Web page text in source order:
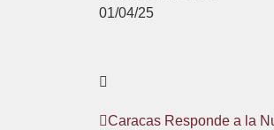
01/04/25
Caracas Responde a la